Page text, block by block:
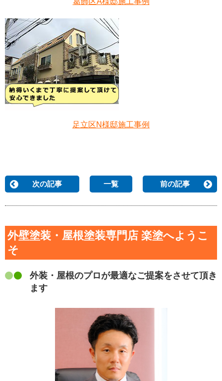
足立区N様邸施工事例
次の記事 一覧 前の記事
外壁塗装・屋根塗装専門店 楽塗へようこ
そ
外装・屋根のプロが最適なご提案をさせて頂き
ます